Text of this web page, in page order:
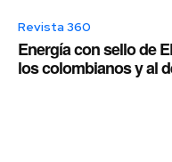
Revista 360
Energía con sello de
los colombianos y al